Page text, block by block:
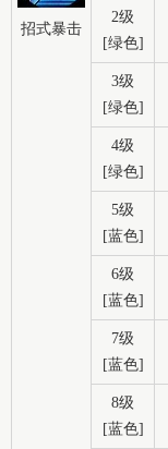
招式暴击
2级
[绿色]
3级
[绿色]
4级
[绿色]
5级
[蓝色]
6级
[蓝色]
7级
[蓝色]
8级
[蓝色]